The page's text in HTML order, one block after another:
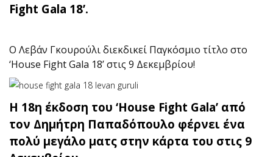
Fight Gala 18’.
O Λεβάν Γκουρούλι διεκδικεί Παγκόσμιο τίτλο στο
‘House Fight Gala 18’ στις 9 Δεκεμβρίου!
H 18η έκδοση του ‘House Fight Gala’ από
τον Δημήτρη Παπαδόπουλο φέρνει ένα
πολύ μεγάλο ματς στην κάρτα του στις 9